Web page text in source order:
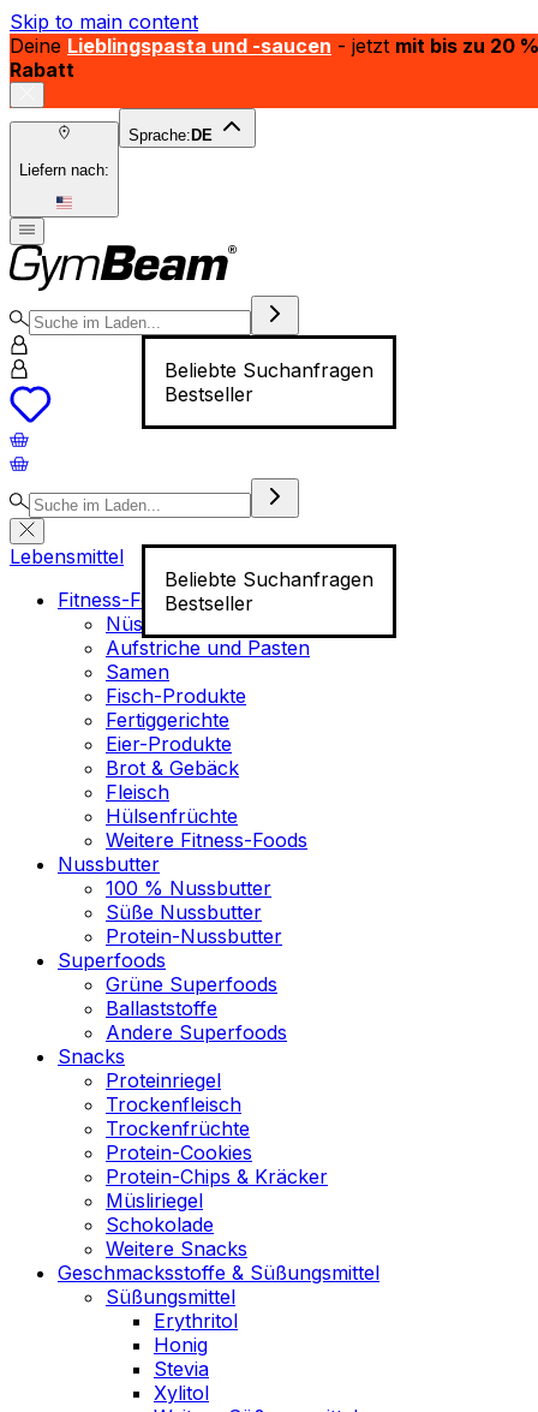
Skip to main content
Deine Lieblingspasta und -saucen - jetzt mit bis zu 20 %
Rabatt
Liefern nach:
Sprache: DE
Beliebte Suchanfragen
Bestseller
Beliebte Suchanfragen
Bestseller
Lebensmittel
Fitness-Food
Nüsse
Aufstriche und Pasten
Samen
Fisch-Produkte
Fertiggerichte
Eier-Produkte
Brot & Gebäck
Fleisch
Hülsenfrüchte
Weitere Fitness-Foods
Nussbutter
100 % Nussbutter
Süße Nussbutter
Protein-Nussbutter
Superfoods
Grüne Superfoods
Ballaststoffe
Andere Superfoods
Snacks
Proteinriegel
Trockenfleisch
Trockenfrüchte
Protein-Cookies
Protein-Chips & Kräcker
Müsliriegel
Schokolade
Weitere Snacks
Geschmacksstoffe & Süßungsmittel
Süßungsmittel
Erythritol
Honig
Stevia
Xylitol